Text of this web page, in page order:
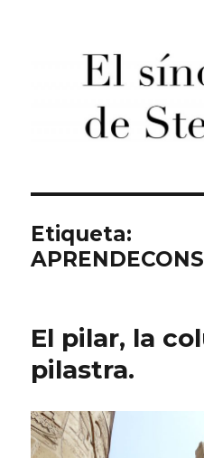
El síndrome de
Etiqueta:
El pilar, la
pilastra.